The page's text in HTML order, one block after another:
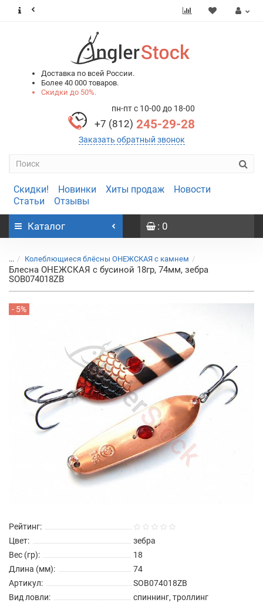
Доставка по всей России.
Более 40 000 товаров.
Скидки до 50%.
пн-пт с 10-00 до 18-00
+7 (812) 245-29-28
Заказать обратный звонок
Скидки! Новинки Хиты продаж
Новости
Статьи
Отзывы
Каталог : 0
... Колеблющиеся блёсны ОНЕЖСКАЯ с камнем
Блесна ОНЕЖСКАЯ с бусиной 18гр, 74мм, зебра
SOB074018ZB
- 5%
Рейтинг:
Цвет:
зебра
Вес (гр):
18
Длина (мм):
74
Артикул:
SOB074018ZB
Вид ловли:
спиннинг, троллинг